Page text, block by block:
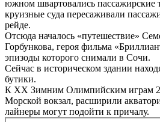
южном швартовались пассажирские
круизные суда пересаживали
рейде.
Отсюда началось «путешествие»
Горбункова, героя фильма
эпизоды которого снимали в Сочи.
Сейчас в историческом здании
бутики.
К ХХ Зимним Олимпийским играм
Морской вокзал, расширили
лайнеры могут подойти к причалу.